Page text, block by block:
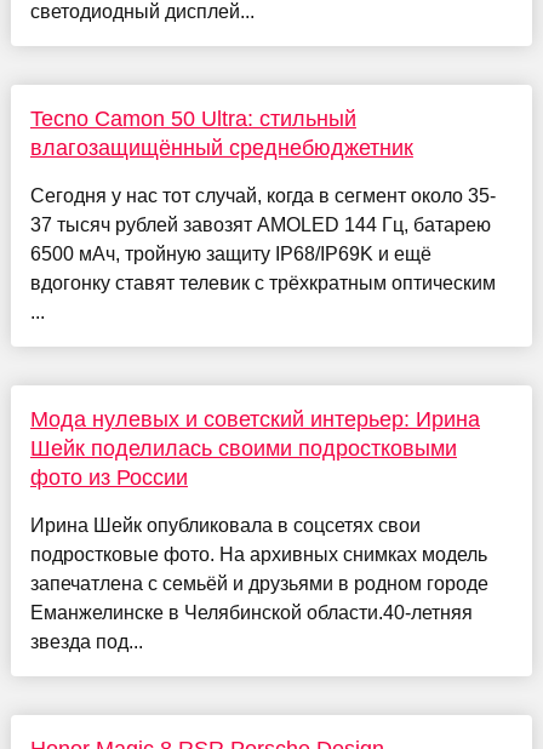
светодиодный дисплей...
Tecno Camon 50 Ultra: стильный
влагозащищённый среднебюджетник
Сегодня у нас тот случай, когда в сегмент около 35-
37 тысяч рублей завозят AMOLED 144 Гц, батарею
6500 мАч, тройную защиту IP68/IP69K и ещё
вдогонку ставят телевик с трёхкратным оптическим
...
Мода нулевых и советский интерьер: Ирина
Шейк поделилась своими подростковыми
фото из России
Ирина Шейк опубликовала в соцсетях свои
подростковые фото. На архивных снимках модель
запечатлена с семьёй и друзьями в родном городе
Еманжелинске в Челябинской области.40-летняя
звезда под...